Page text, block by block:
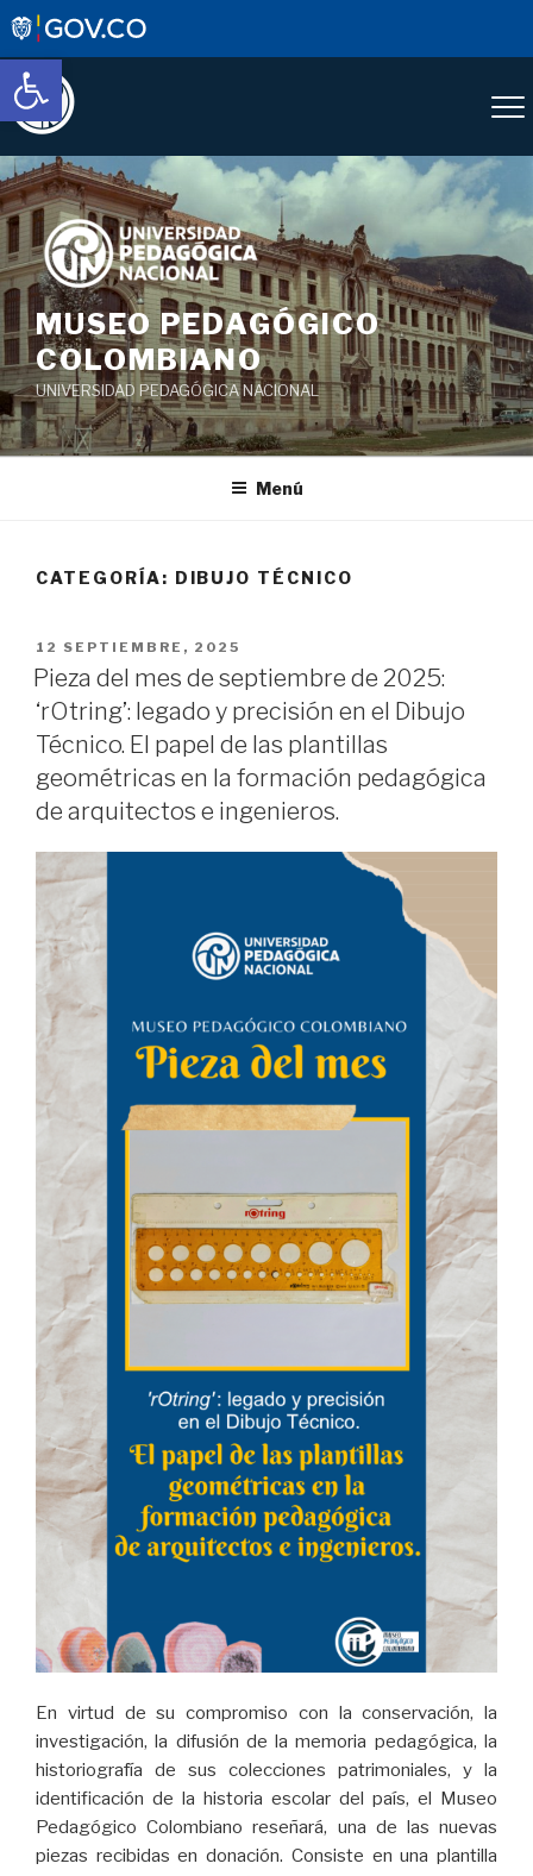
Abrir barra de herramientas
Saltar
al
contenido
MUSEO PEDAGÓGICO
COLOMBIANO
UNIVERSIDAD PEDAGÓGICA NACIONAL
Menú
CATEGORÍA: DIBUJO TÉCNICO
PUBLICADO
EL
12 SEPTIEMBRE, 2025
Pieza del mes de septiembre de 2025:
‘rOtring’: legado y precisión en el Dibujo
Técnico. El papel de las plantillas
geométricas en la formación pedagógica
de arquitectos e ingenieros.
En virtud de su compromiso con la conservación, la
investigación, la difusión de la memoria pedagógica, la
historiografía de sus colecciones patrimoniales, y la
identificación de la historia escolar del país, el Museo
Pedagógico Colombiano reseñará, una de las nuevas
piezas recibidas en donación. Consiste en una plantilla